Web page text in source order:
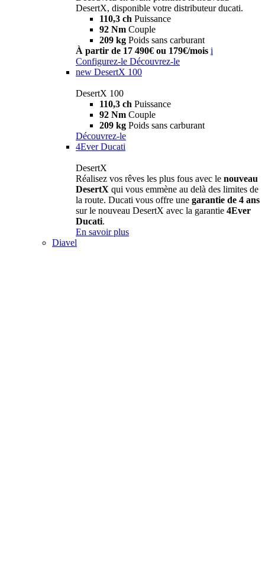
DesertX, disponible votre distributeur ducati.
110,3 ch Puissance
92 Nm Couple
209 kg Poids sans carburant
À partir de 17 490€ ou 179€/mois i
Configurez-le Découvrez-le
new DesertX 100
DesertX 100
110,3 ch Puissance
92 Nm Couple
209 kg Poids sans carburant
Découvrez-le
4Ever Ducati
DesertX
Réalisez vos rêves les plus fous avec le nouveau
DesertX qui vous emmène au delà des limites de
la route. Ducati vous offre une garantie de 4 ans
sur le nouveau DesertX avec la garantie 4Ever
Ducati.
En savoir plus
Diavel